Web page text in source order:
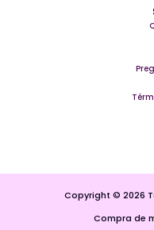
Copyright © 2026
Compra de